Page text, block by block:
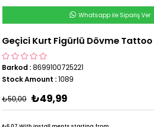
Whatsapp ile Sipariş Ver
Geçici Kurt Figürlü Dövme Tattoo
Barkod : 8699100725221
Stock Amount : 1089
₺50,00 ₺49,99